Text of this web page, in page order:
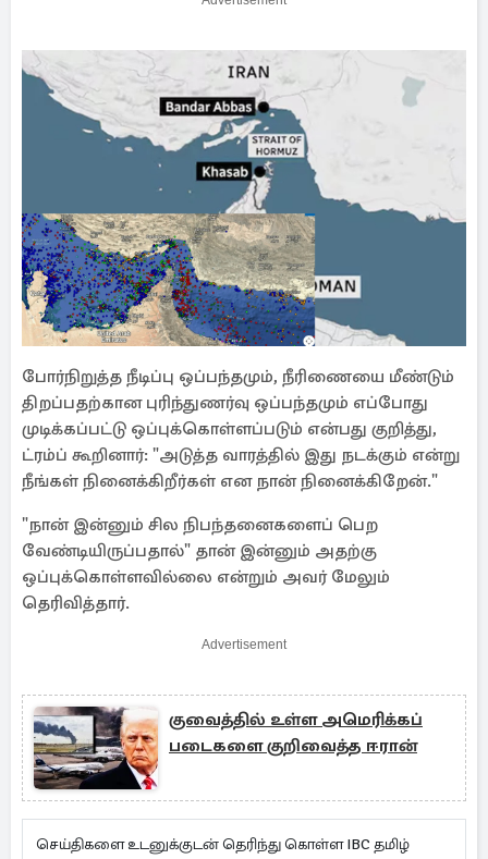
போர்நிறுத்த நீடிப்பு ஒப்பந்தமும், நீரிணையை மீண்டும்
திறப்பதற்கான புரிந்துணர்வு ஒப்பந்தமும் எப்போது
முடிக்கப்பட்டு ஒப்புக்கொள்ளப்படும் என்பது குறித்து,
ட்ரம்ப் கூறினார்: "அடுத்த வாரத்தில் இது நடக்கும் என்று
நீங்கள் நினைக்கிறீர்கள் என நான் நினைக்கிறேன்."
"நான் இன்னும் சில நிபந்தனைகளைப் பெற
வேண்டியிருப்பதால்" தான் இன்னும் அதற்கு
ஒப்புக்கொள்ளவில்லை என்றும் அவர் மேலும்
தெரிவித்தார்.
Advertisement
குவைத்தில் உள்ள அமெரிக்கப்
படைகளை குறிவைத்த ஈரான்
செய்திகளை உடனுக்குடன் தெரிந்து கொள்ள IBC தமிழ்